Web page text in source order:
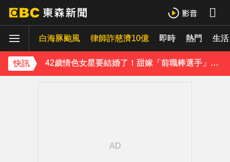
白海豚颱風 律師詐慈濟10億 即時 熱門 生活
快訊
下載東森App，隨時掌握天下大小事！
42歲情色女星要結婚了！甜嫁「前職棒選手」浪漫告白：迅速奪走我的心